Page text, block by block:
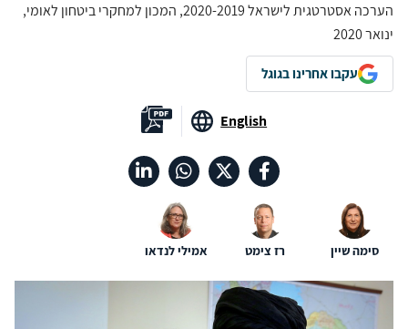
הערכה אסטרטגית לישראל 2020-2019, המכון למחקרי ביטחון לאומי,
ינואר 2020
עקבו אחרינו בגוגל
English
סימה שיין רז צימט אמילי לנדאו